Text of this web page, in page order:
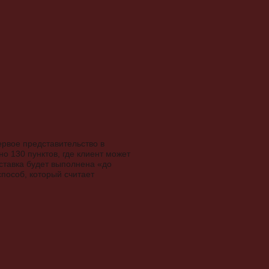
представительство в
130 пунктов, где клиент может
будет выполнена «до
который считает